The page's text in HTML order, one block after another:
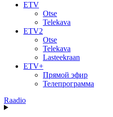
ETV
Otse
Telekava
ETV2
Otse
Telekava
Lasteekraan
ETV+
Прямой эфир
Телепрограмма
Raadio